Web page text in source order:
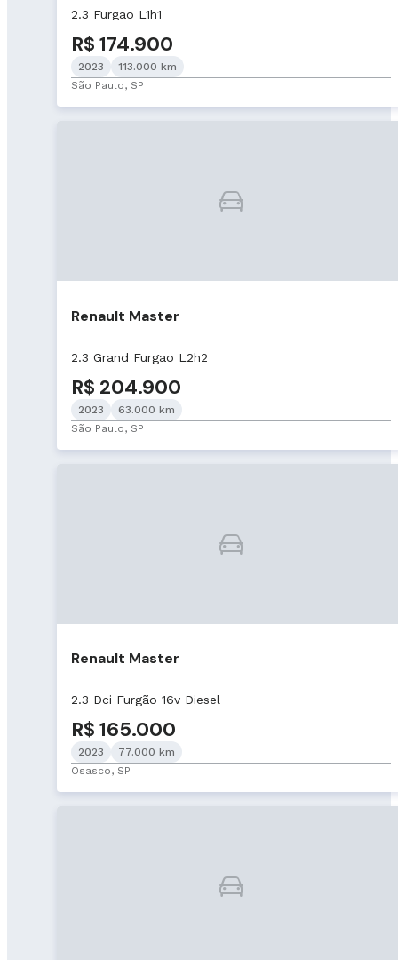
2.3 Furgao L1h1
R$ 174.900
2023
113.000 km
São Paulo, SP
Renault Master
2.3 Grand Furgao L2h2
R$ 204.900
2023
63.000 km
São Paulo, SP
Renault Master
2.3 Dci Furgão 16v Diesel
R$ 165.000
2023
77.000 km
Osasco, SP